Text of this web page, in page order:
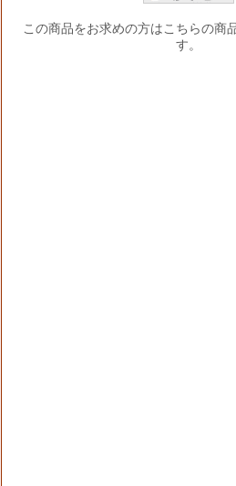
この商品をお求めの方はこちらの商
す。